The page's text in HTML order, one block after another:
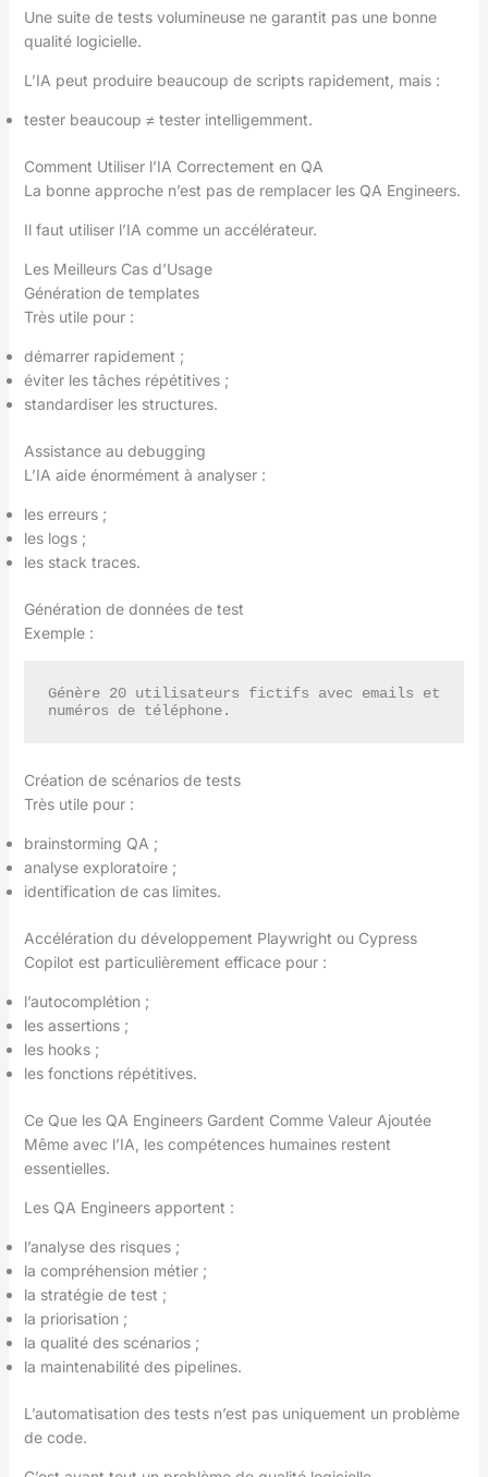
Une suite de tests volumineuse ne garantit pas une bonne
qualité logicielle.
L’IA peut produire beaucoup de scripts rapidement, mais :
tester beaucoup ≠ tester intelligemment.
Comment Utiliser l’IA Correctement en QA
La bonne approche n’est pas de remplacer les QA Engineers.
Il faut utiliser l’IA comme un accélérateur.
Les Meilleurs Cas d’Usage
Génération de templates
Très utile pour :
démarrer rapidement ;
éviter les tâches répétitives ;
standardiser les structures.
Assistance au debugging
L’IA aide énormément à analyser :
les erreurs ;
les logs ;
les stack traces.
Génération de données de test
Exemple :
Génère 20 utilisateurs fictifs avec emails et
Création de scénarios de tests
Très utile pour :
brainstorming QA ;
analyse exploratoire ;
identification de cas limites.
Accélération du développement Playwright ou Cypress
Copilot est particulièrement efficace pour :
l’autocomplétion ;
les assertions ;
les hooks ;
les fonctions répétitives.
Ce Que les QA Engineers Gardent Comme Valeur Ajoutée
Même avec l’IA, les compétences humaines restent
essentielles.
Les QA Engineers apportent :
l’analyse des risques ;
la compréhension métier ;
la stratégie de test ;
la priorisation ;
la qualité des scénarios ;
la maintenabilité des pipelines.
L’automatisation des tests n’est pas uniquement un problème
de code.